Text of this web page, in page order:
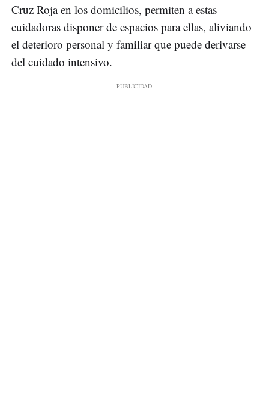
Cruz Roja en los domicilios, permiten a estas
cuidadoras disponer de espacios para ellas, aliviando
el deterioro personal y familiar que puede derivarse
del cuidado intensivo.